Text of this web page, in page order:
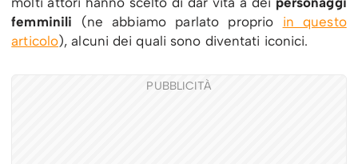
femminili (ne abbiamo parlato proprio in questo
articolo), alcuni dei quali sono diventati iconici.
PUBBLICITÀ